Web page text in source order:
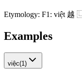
Etymology: F1: việt 越
Examples
việc(1)